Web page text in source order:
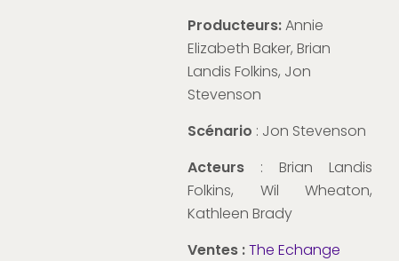
Producteurs:Annie
Elizabeth Baker, Brian
Landis Folkins, Jon
Stevenson
Scénario : Jon Stevenson
Acteurs : Brian Landis
Folkins, Wil Wheaton,
Kathleen Brady
Ventes :The Echange